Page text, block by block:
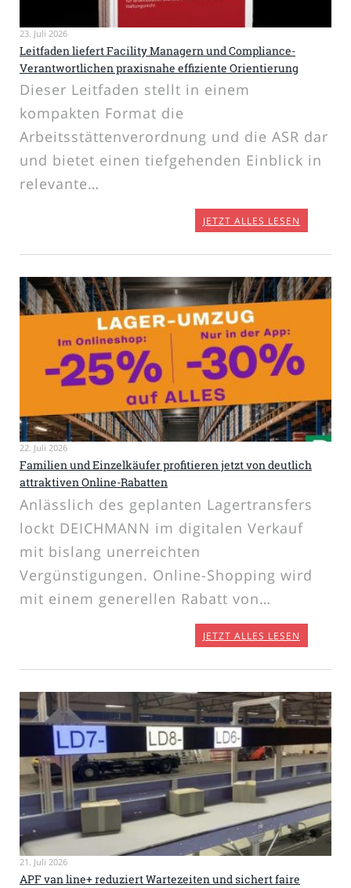
23. Juli 2026
Leitfaden liefert Facility Managern und Compliance-
Verantwortlichen praxisnahe effiziente Orientierung
Dieser Leitfaden stellt in einem
kompakten Format die
Arbeitsstättenverordnung und die ASR dar
und bietet einen tiefgehenden Einblick in
relevante…
JETZT ALLES LESEN
22. Juli 2026
Familien und Einzelkäufer profitieren jetzt von deutlich
attraktiven Online-Rabatten
Anlässlich des geplanten Lagertransfers
lockt DEICHMANN im digitalen Verkauf
mit bislang unerreichten
Vergünstigungen. Online-Shopping wird
mit einem generellen Rabatt von…
JETZT ALLES LESEN
21. Juli 2026
APF van line+ reduziert Wartezeiten und sichert faire